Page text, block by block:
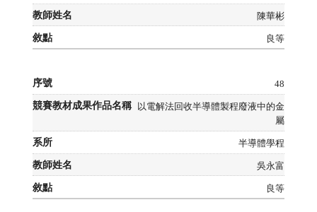
陳華彬
良等
48
以電解法回收半導體製程廢液中的金
屬
半導體學程
吳永富
良等